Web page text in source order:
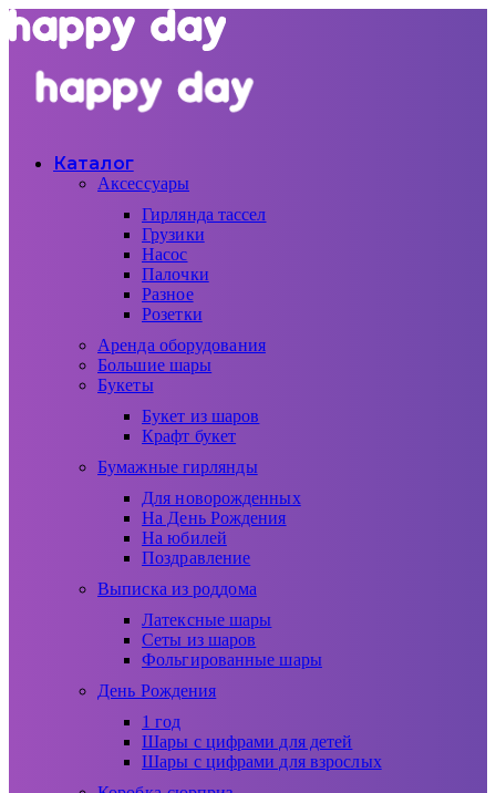
Каталог
Аксессуары
Гирлянда тассел
Грузики
Насос
Палочки
Разное
Розетки
Аренда оборудования
Большие шары
Букеты
Букет из шаров
Крафт букет
Бумажные гирлянды
Для новорожденных
На День Рождения
На юбилей
Поздравление
Выписка из роддома
Латексные шары
Сеты из шаров
Фольгированные шары
День Рождения
1 год
Шары с цифрами для детей
Шары с цифрами для взрослых